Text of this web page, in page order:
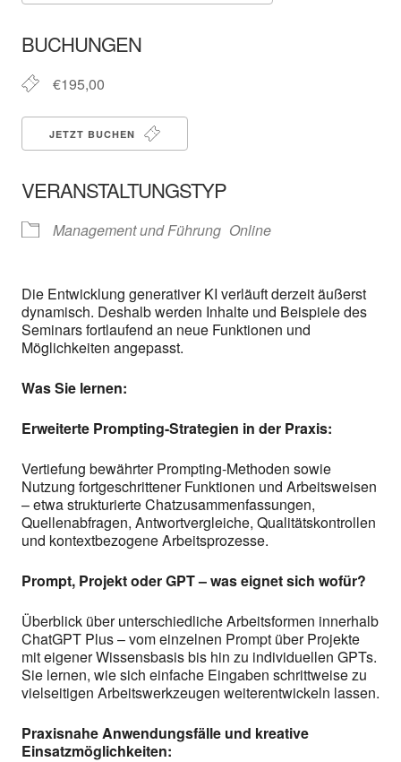
BUCHUNGEN
€195,00
JETZT BUCHEN
VERANSTALTUNGSTYP
Management und Führung Online
Die Entwicklung generativer KI verläuft derzeit äußerst
dynamisch. Deshalb werden Inhalte und Beispiele des
Seminars fortlaufend an neue Funktionen und
Möglichkeiten angepasst.
Was Sie lernen:
Erweiterte Prompting-Strategien in der Praxis:
Vertiefung bewährter Prompting-Methoden sowie
Nutzung fortgeschrittener Funktionen und Arbeitsweisen
– etwa strukturierte Chatzusammenfassungen,
Quellenabfragen, Antwortvergleiche, Qualitätskontrollen
und kontextbezogene Arbeitsprozesse.
Prompt, Projekt oder GPT – was eignet sich wofür?
Überblick über unterschiedliche Arbeitsformen innerhalb
ChatGPT Plus – vom einzelnen Prompt über Projekte
mit eigener Wissensbasis bis hin zu individuellen GPTs.
Sie lernen, wie sich einfache Eingaben schrittweise zu
vielseitigen Arbeitswerkzeugen weiterentwickeln lassen.
Praxisnahe Anwendungsfälle und kreative
Einsatzmöglichkeiten: